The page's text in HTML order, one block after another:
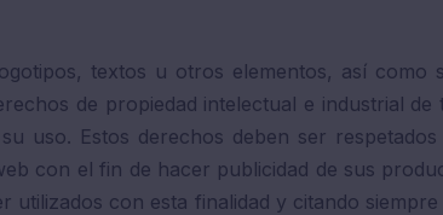
textos u otros elementos, así
de propiedad intelectual e industrial
uso. Estos derechos deben ser
con el fin de hacer publicidad de sus
utilizados con esta finalidad y citando